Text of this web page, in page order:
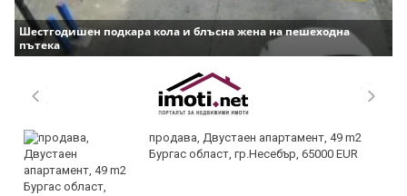
Шестгодишен подкара кола и блъсна жена на пешеходна
пътека
продава, Двустаен апартамент, 49 m2
Бургас област, гр.Несебър, 65000 EUR